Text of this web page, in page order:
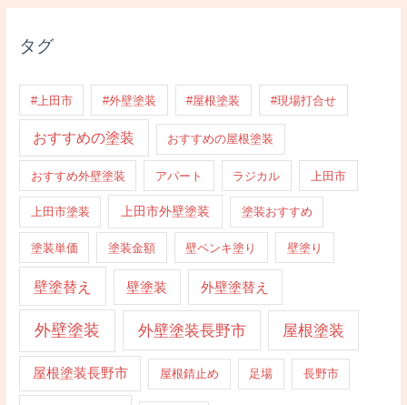
タグ
#上田市 #外壁塗装 #屋根塗装 #現場打合せ
おすすめの塗装 おすすめの屋根塗装
おすすめ外壁塗装 アパート ラジカル 上田市
上田市塗装 上田市外壁塗装 塗装おすすめ
塗装単価 塗装金額 壁ペンキ塗り 壁塗り
壁塗替え 壁塗装 外壁塗替え
外壁塗装 外壁塗装長野市 屋根塗装
屋根塗装長野市 屋根錆止め 足場 長野市